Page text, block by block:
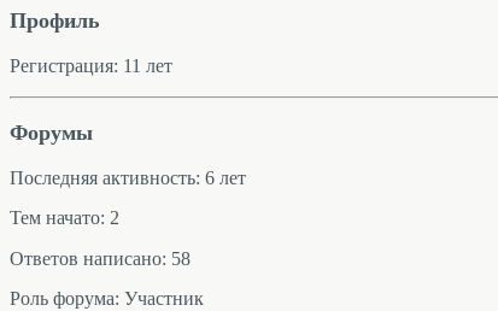
Профиль
Регистрация: 11 лет
Форумы
Последняя активность: 6 лет
Тем начато: 2
Ответов написано: 58
Роль форума: Участник